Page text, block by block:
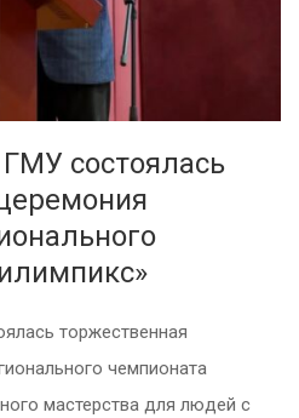
состоялась
торжественная
чемпионата
мастерства для людей с